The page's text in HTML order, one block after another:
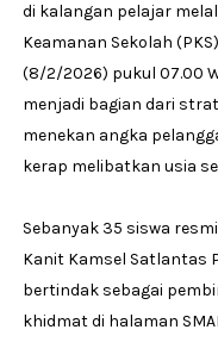
di kalangan pelajar
Keamanan Sekolah
(8/2/2026) pukul 07.00
menjadi bagian dari
menekan angka
kerap melibatkan usia
Sebanyak 35 siswa
Kanit Kamsel Satlantas
bertindak sebagai
khidmat di halaman